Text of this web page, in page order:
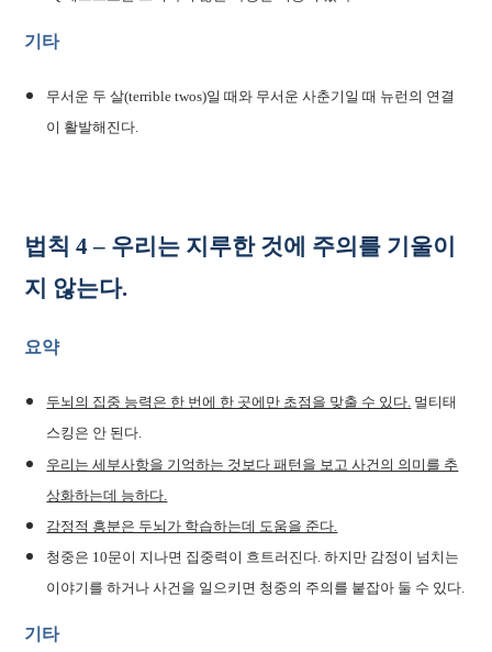
기타
무서운 두 살(terrible twos)일 때와 무서운 사춘기일 때 뉴런의 연결
이 활발해진다.
법칙 4 – 우리는 지루한 것에 주의를 기울이
지 않는다.
요약
두뇌의 집중 능력은 한 번에 한 곳에만 초점을 맞출 수 있다. 멀티태
스킹은 안 된다.
우리는 세부사항을 기억하는 것보다 패턴을 보고 사건의 의미를 추
상화하는데 능하다.
감정적 흥분은 두뇌가 학습하는데 도움을 준다.
청중은 10문이 지나면 집중력이 흐트러진다. 하지만 감정이 넘치는
이야기를 하거나 사건을 일으키면 청중의 주의를 붙잡아 둘 수 있다.
기타